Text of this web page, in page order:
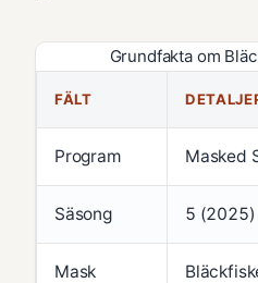
Grundfakta om
FÄLT
Program Masked
Säsong 5 (2025)
Mask